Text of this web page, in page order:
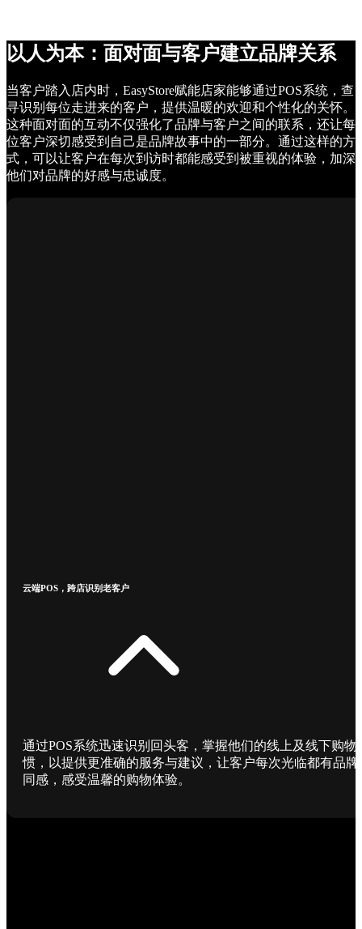
以人为本：面对面与客户建立品牌关系
当客户踏入店内时，EasyStore赋能店家能够通过POS系统，查
寻识别每位走进来的客户，提供温暖的欢迎和个性化的关怀。
这种面对面的互动不仅强化了品牌与客户之间的联系，还让每
位客户深切感受到自己是品牌故事中的一部分。通过这样的方
式，可以让客户在每次到访时都能感受到被重视的体验，加深
他们对品牌的好感与忠诚度。
云端POS，跨店识别老客户
通过POS系统迅速识别回头客，掌握他们的线上及线下购物
惯，以提供更准确的服务与建议，让客户每次光临都有品牌
同感，感受温馨的购物体验。